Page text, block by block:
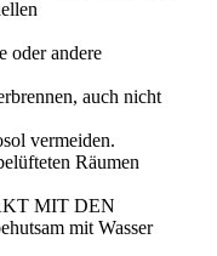
oder andere
auch nicht
vermeiden.
Räumen
MIT DEN
mit Wasser